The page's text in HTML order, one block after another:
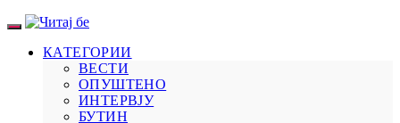
КАТЕГОРИИ
ВЕСТИ
ОПУШТЕНО
ИНТЕРВЈУ
БУТИН